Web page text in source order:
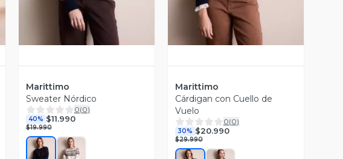
Marittimo
Sweater Nórdico
0(0)
40% $11.990
$19.990
Marittimo
Cárdigan con Cuello de
Vuelo
0(0)
30% $20.990
$29.990